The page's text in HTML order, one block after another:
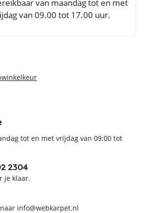
van maandag tot en met
van 09.00 tot 17.00 uur.
tot en met vrijdag van 09:00 tot
2304
je klaar.
info@webkarpet.nl